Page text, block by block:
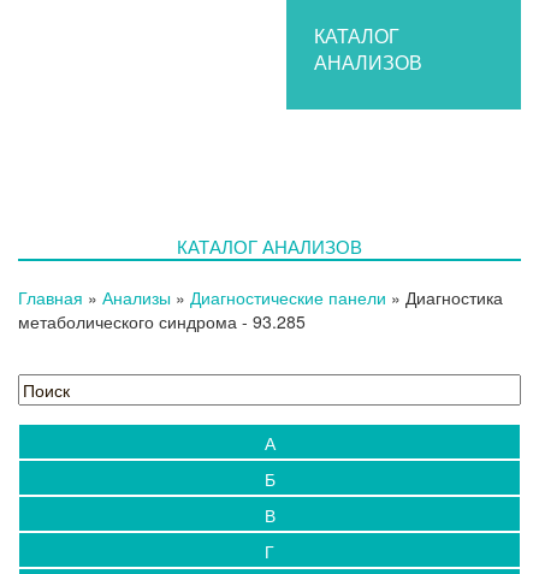
Структура лаборатории
Нормативные документы
Блог
Выезды на дом
КАТАЛОГ
АНАЛИЗОВ
КАТАЛОГ АНАЛИЗОВ
Главная » Анализы » Диагностические панели » Диагностика
метаболического синдрома - 93.285
А
Б
В
Г